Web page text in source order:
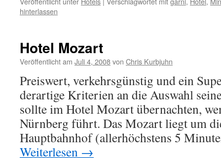
hinterlassen
Hotel Mozart
Veröffentlicht am Juli 4, 2008von Chris Kurbjuhn
Preiswert, verkehrsgünstig und ein
derartige Kriterien an die Auswahl
sollte im Hotel Mozart übernachten,
Nürnberg führt. Das Mozart liegt um
Hauptbahnhof (allerhöchstens 5
Weiterlesen →